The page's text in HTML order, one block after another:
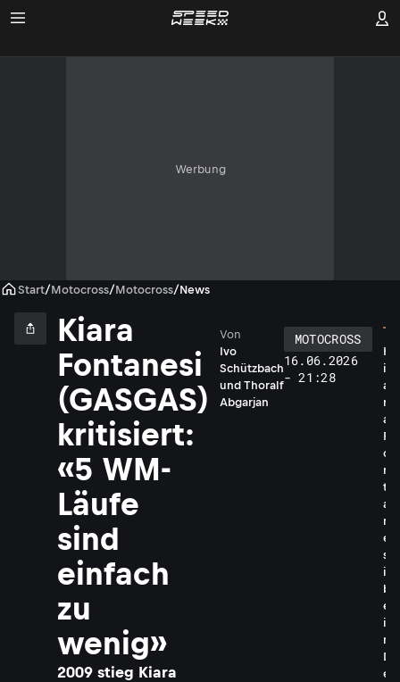
Werbung
Start/Motocross/Motocross/News
Kiara
Fontanesi
(GASGAS)
kritisiert:
«5 WM-
Läufe
sind
einfach
zu
wenig»
2009 stieg Kiara
Von
Ivo
Schützbach
und Thoralf
Abgarjan
MOTOCROSS
16.06.2026
- 21:28
K
i
a
r
a
F
o
n
t
a
n
e
s
i
b
e
i
m
D
e